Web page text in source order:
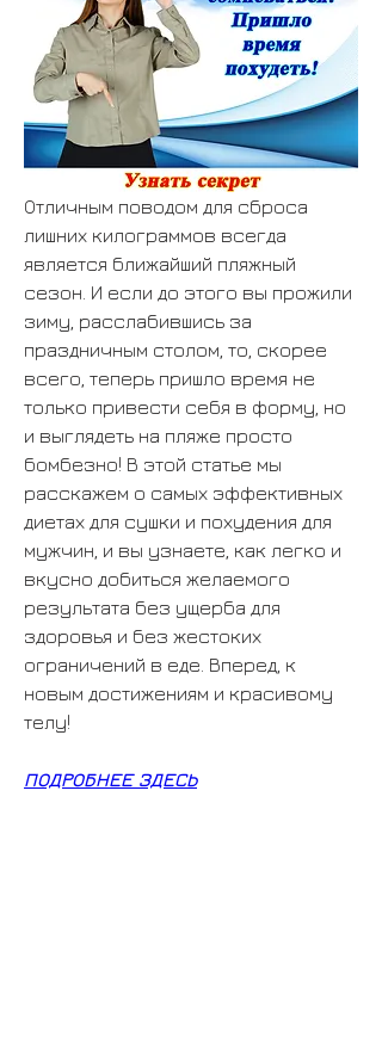
Отличным поводом для сброса
лишних килограммов всегда
является ближайший пляжный
сезон. И если до этого вы прожили
зиму, расслабившись за
праздничным столом, то, скорее
всего, теперь пришло время не
только привести себя в форму, но
и выглядеть на пляже просто
бомбезно! В этой статье мы
расскажем о самых эффективных
диетах для сушки и похудения для
мужчин, и вы узнаете, как легко и
вкусно добиться желаемого
результата без ущерба для
здоровья и без жестоких
ограничений в еде. Вперед, к
новым достижениям и красивому
телу!
ПОДРОБНЕЕ ЗДЕСЬ